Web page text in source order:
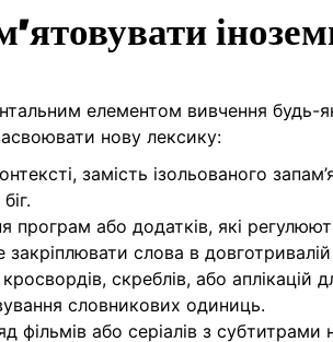
елементом вивчення будь-
нову лексику:
замість ізольованого
програм або додатків, які
слова в довготривалій
скреблів, або
словникових одиниць.
фільмів або серіалів з субтитрами